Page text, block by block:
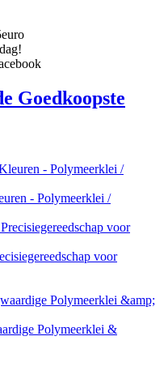
Goedkoopste
- Polymeerklei /
voor
Polymeerklei &